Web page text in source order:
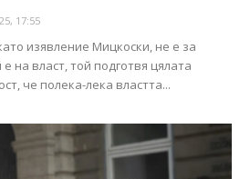
17:55
изявление Мицкоски, не е за
на власт, той подготвя цялата
че полека-лека властта...